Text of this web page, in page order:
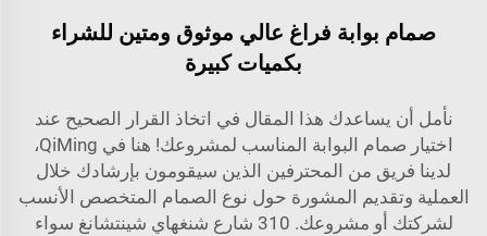
صمام بوابة فراغ عالي موثوق ومتين للشراء
بكميات كبيرة
نأمل أن يساعدك هذا المقال في اتخاذ القرار الصحيح عند
اختيار صمام البوابة المناسب لمشروعك! هنا في QiMing،
لدينا فريق من المحترفين الذين سيقومون بإرشادك خلال
العملية وتقديم المشورة حول نوع الصمام المتخصص الأنسب
لشركتك أو مشروعك. 310 شارع شنغهاي شينتشانغ سواء